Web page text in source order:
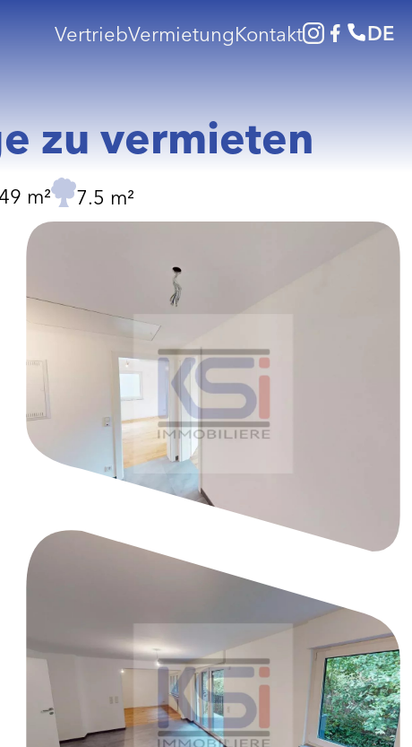
DE
VertriebVermietungKontakt
zu vermieten
m² 7.5 m²